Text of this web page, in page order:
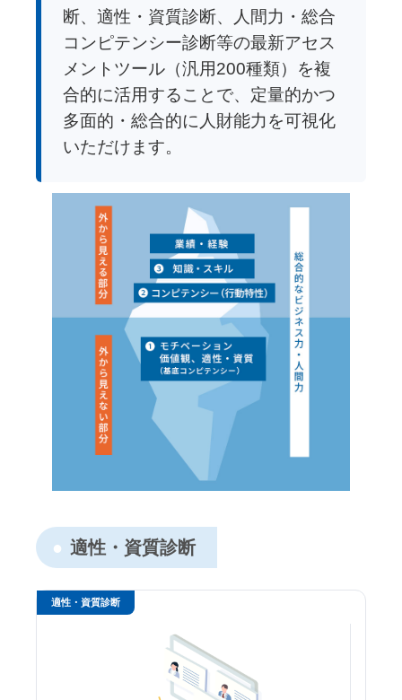
断、適性・資質診断、人間力・総合
コンピテンシー診断等の最新アセス
メントツール（汎用200種類）を複
合的に活用することで、定量的かつ
多面的・総合的に人財能力を可視化
いただけます。
適性・資質診断
適性・資質診断